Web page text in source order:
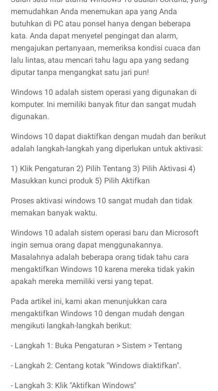
memudahkan Anda menemukan apa yang Anda
butuhkan di PC atau ponsel hanya dengan beberapa
kata. Anda dapat menyetel pengingat dan alarm,
mengajukan pertanyaan, memeriksa kondisi cuaca dan
lalu lintas, atau mencari tahu lagu apa yang sedang
diputar tanpa mengangkat satu jari pun!
Windows 10 adalah sistem operasi yang digunakan di
komputer. Ini memiliki banyak fitur dan sangat mudah
digunakan.
Windows 10 dapat diaktifkan dengan mudah dan berikut
adalah langkah-langkah yang diperlukan untuk aktivasi:
1) Klik Pengaturan 2) Pilih Tentang 3) Pilih Aktivasi 4)
Masukkan kunci produk 5) Pilih Aktifkan
Proses aktivasi windows 10 sangat mudah dan tidak
memakan banyak waktu.
Windows 10 adalah sistem operasi baru dan Microsoft
ingin semua orang dapat menggunakannya.
Masalahnya adalah beberapa orang tidak tahu cara
mengaktifkan Windows 10 karena mereka tidak yakin
apakah mereka memiliki versi yang tepat.
Pada artikel ini, kami akan menunjukkan cara
mengaktifkan Windows 10 dengan mudah dengan
mengikuti langkah-langkah berikut:
- Langkah 1: Buka Pengaturan > Sistem > Tentang
- Langkah 2: Centang kotak "Windows diaktifkan".
- Langkah 3: Klik "Aktifkan Windows"